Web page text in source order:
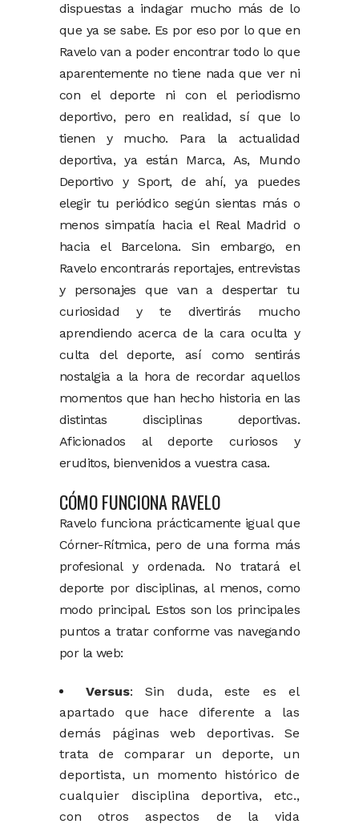
dispuestas a indagar mucho más de lo
que ya se sabe. Es por eso por lo que en
Ravelo van a poder encontrar todo lo que
aparentemente no tiene nada que ver ni
con el deporte ni con el periodismo
deportivo, pero en realidad, sí que lo
tienen y mucho. Para la actualidad
deportiva, ya están Marca, As, Mundo
Deportivo y Sport, de ahí, ya puedes
elegir tu periódico según sientas más o
menos simpatía hacia el Real Madrid o
hacia el Barcelona. Sin embargo, en
Ravelo encontrarás reportajes, entrevistas
y personajes que van a despertar tu
curiosidad y te divertirás mucho
aprendiendo acerca de la cara oculta y
culta del deporte, así como sentirás
nostalgia a la hora de recordar aquellos
momentos que han hecho historia en las
distintas disciplinas deportivas.
Aficionados al deporte curiosos y
eruditos, bienvenidos a vuestra casa.
CÓMO FUNCIONA RAVELO
Ravelo funciona prácticamente igual que
Córner-Rítmica, pero de una forma más
profesional y ordenada. No tratará el
deporte por disciplinas, al menos, como
modo principal. Estos son los principales
puntos a tratar conforme vas navegando
por la web:
Versus: Sin duda, este es el
apartado que hace diferente a las
demás páginas web deportivas. Se
trata de comparar un deporte, un
deportista, un momento histórico de
cualquier disciplina deportiva, etc.,
con otros aspectos de la vida